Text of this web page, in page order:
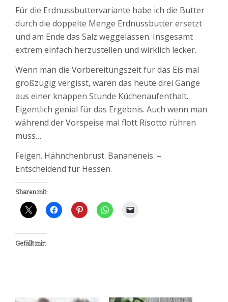
Für die Erdnussbuttervariante habe ich die Butter
durch die doppelte Menge Erdnussbutter ersetzt
und am Ende das Salz weggelassen. Insgesamt
extrem einfach herzustellen und wirklich lecker.
Wenn man die Vorbereitungszeit für das Eis mal
großzügig vergisst, waren das heute drei Gänge
aus einer knappen Stunde Küchenaufenthalt.
Eigentlich genial für das Ergebnis. Auch wenn man
während der Vorspeise mal flott Risotto rühren
muss…
Feigen. Hähnchenbrust. Bananeneis. –
Entscheidend für Hessen.
Sharen mit:
Gefällt mir: